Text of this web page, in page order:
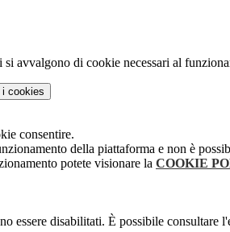
avvalgono di cookie necessari al
i cookies
consentire.
della piattaforma e non è
potete visionare la COOKIE
essere disabilitati. È possibile consultare